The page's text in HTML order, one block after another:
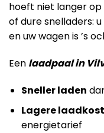
hoeft niet langer
of dure snelladers:
en uw wagen is ’s
Een laadpaal in
Sneller laden
Lagere
energietarief